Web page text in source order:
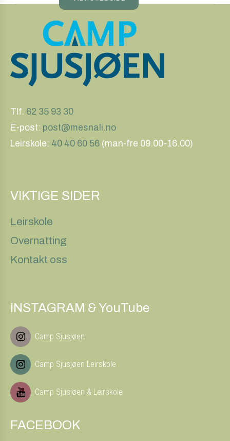
Tlf. 62 35 93 30
E-post: post@mesnali.no
Leirskole: 40 40 60 56 (man-fre 09.00-16.00)
VIKTIGE SIDER
Leirskole
Overnatting
Kontakt oss
INSTAGRAM & YouTube
Camp Sjusjøen
Camp Sjusjøen Leirskole
Camp Sjusjøen & Leirskole
FACEBOOK